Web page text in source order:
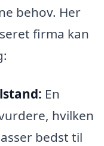
behov. Her
firma kan
En
hvilken
bedst til